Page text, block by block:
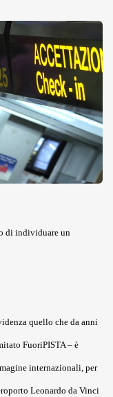
di individuare un
quello che da anni
FuoriPISTA – è
internazionali, per
Leonardo da Vinci